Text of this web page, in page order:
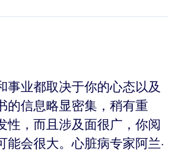
事业都取决于你的心态以及
的信息略显密集，稍有重
性，而且涉及面很广，你阅
能会很大。心脏病专家阿兰·